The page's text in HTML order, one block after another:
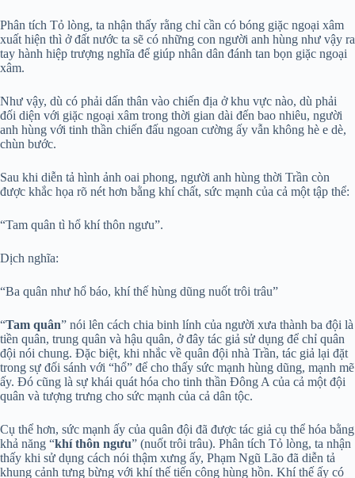
Phân tích Tỏ lòng, ta nhận thấy rằng chỉ cần có bóng giặc ngoại xâm
xuất hiện thì ở đất nước ta sẽ có những con người anh hùng như vậy ra
tay hành hiệp trượng nghĩa để giúp nhân dân đánh tan bọn giặc ngoại
xâm.
Như vậy, dù có phải dấn thân vào chiến địa ở khu vực nào, dù phải
đối diện với giặc ngoại xâm trong thời gian dài đến bao nhiêu, người
anh hùng với tinh thần chiến đấu ngoan cường ấy vẫn không hè e dè,
chùn bước.
Sau khi diễn tả hình ảnh oai phong, người anh hùng thời Trần còn
được khắc họa rõ nét hơn bằng khí chất, sức mạnh của cả một tập thể:
“Tam quân tì hổ khí thôn ngưu”.
Dịch nghĩa:
“Ba quân như hổ báo, khí thế hùng dũng nuốt trôi trâu”
“Tam quân” nói lên cách chia binh lính của người xưa thành ba đội là
tiền quân, trung quân và hậu quân, ở đây tác giả sử dụng để chỉ quân
đội nói chung. Đặc biệt, khi nhắc về quân đội nhà Trần, tác giả lại đặt
trong sự đối sánh với “hổ” để cho thấy sức mạnh hùng dũng, mạnh mẽ
ấy. Đó cũng là sự khái quát hóa cho tinh thần Đông A của cả một đội
quân và tượng trưng cho sức mạnh của cả dân tộc.
Cụ thể hơn, sức mạnh ấy của quân đội đã được tác giả cụ thể hóa bằng
khả năng “khí thôn ngưu” (nuốt trôi trâu). Phân tích Tỏ lòng, ta nhận
thấy khi sử dụng cách nói thậm xưng ấy, Phạm Ngũ Lão đã diễn tả
khung cảnh tưng bừng với khí thế tiến công hùng hồn. Khí thế ấy có